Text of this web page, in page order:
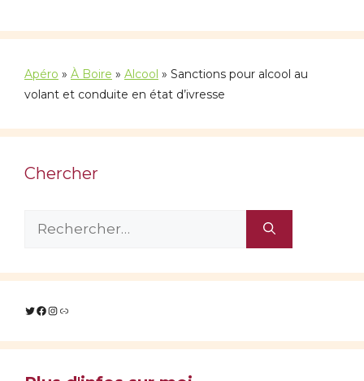
Apéro » À Boire » Alcool » Sanctions pour alcool au
volant et conduite en état d’ivresse
Chercher
Rechercher :
Twitter
Facebook
Instagram
Lien